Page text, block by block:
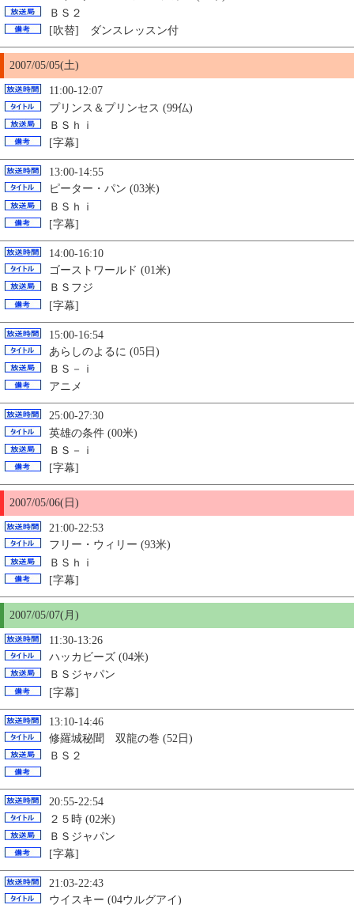
ＢＳ２
[吹替] ダンスレッスン付
2007/05/05(土)
11:00-12:07
プリンス＆プリンセス (99仏)
ＢＳｈｉ
[字幕]
13:00-14:55
ピーター・パン (03米)
ＢＳｈｉ
[字幕]
14:00-16:10
ゴーストワールド (01米)
ＢＳフジ
[字幕]
15:00-16:54
あらしのよるに (05日)
ＢＳ－ｉ
アニメ
25:00-27:30
英雄の条件 (00米)
ＢＳ－ｉ
[字幕]
2007/05/06(日)
21:00-22:53
フリー・ウィリー (93米)
ＢＳｈｉ
[字幕]
2007/05/07(月)
11:30-13:26
ハッカビーズ (04米)
ＢＳジャパン
[字幕]
13:10-14:46
修羅城秘聞 双龍の巻 (52日)
ＢＳ２
20:55-22:54
２５時 (02米)
ＢＳジャパン
[字幕]
21:03-22:43
ウイスキー (04ウルグアイ)